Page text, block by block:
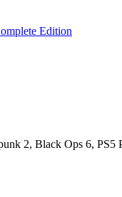
Edition
2, Black Ops 6,